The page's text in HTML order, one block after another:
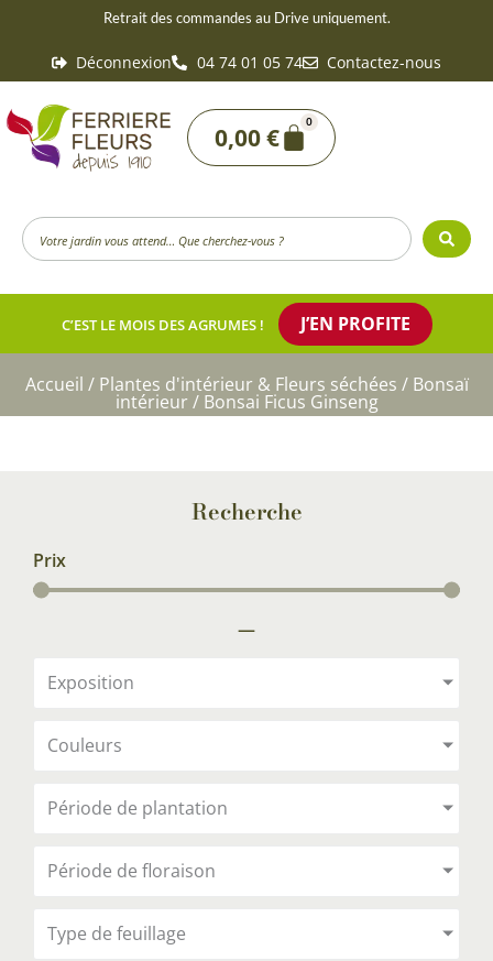
contenu
Retrait des commandes au Drive uniquement.
Déconnexion 04 74 01 05 74 Contactez-nous
0,00€
0
Panier
Search
...
C’EST LE MOIS DES AGRUMES ! J’EN PROFITE
Accueil / Plantes d'intérieur & Fleurs séchées / Bonsaï
intérieur/ Bonsai Ficus Ginseng
Recherche
Prix
—
Exposition
Couleurs
Période de plantation
Période de floraison
Type de feuillage